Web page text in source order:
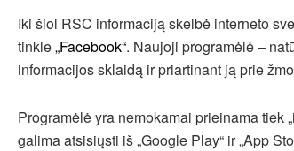
Iki šiol RSC informaciją skelbė interneto
tinkle„Facebook“. Naujoji programėlė –
informacijos sklaidą ir priartinant ją prie
Programėlė yra nemokamai prieinama tiek
galima atsisiųsti iš „Google Play“ ir „App